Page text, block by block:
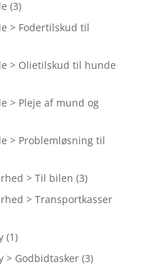
(3)
> Fodertilskud til
> Olietilskud til hunde
> Pleje af mund og
> Problemløsning til
> Til bilen (3)
> Transportkasser
(1)
> Godbidtasker (3)